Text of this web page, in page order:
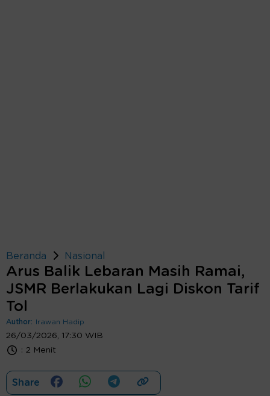
Beranda Nasional
Arus Balik Lebaran Masih Ramai,
JSMR Berlakukan Lagi Diskon Tarif
Tol
Author: Irawan Hadip
26/03/2026, 17:30 WIB
: 2 Menit
Share